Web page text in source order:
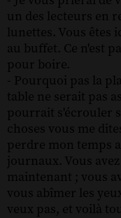
un des lecteurs en
lunettes. Vous êtes
au buffet. Ce n'est
pour boire.
- Pourquoi pas la
table ne serait pas
pourrait s'écrouler
choses vous me
perdre mon temps
journaux. Vous
maintenant ; vous
vous abîmer les
veux pas, et voilà